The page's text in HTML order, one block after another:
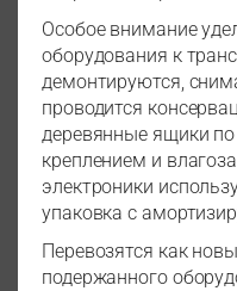
Особое внимание
оборудования к
демонтируются,
проводится
деревянные ящики
креплением и
электроники
упаковка с
Перевозятся как
подержанного